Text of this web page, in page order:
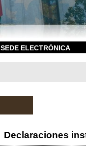
SEDE ELECTRÓNICA
Declaraciones